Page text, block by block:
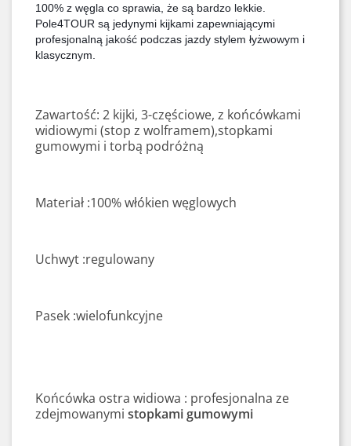
100% z węgla co sprawia, że są bardzo lekkie.
Pole4TOUR są jedynymi kijkami zapewniającymi
profesjonalną jakość podczas jazdy stylem łyżwowym i
klasycznym.
Zawartość: 2 kijki, 3-częściowe, z końcówkami
widiowymi (stop z wolframem),stopkami
gumowymi i torbą podróżną
Materiał :100% włókien węglowych
Uchwyt :regulowany
Pasek :wielofunkcyjne
Końcówka ostra widiowa : profesjonalna ze
zdejmowanymi stopkami gumowymi